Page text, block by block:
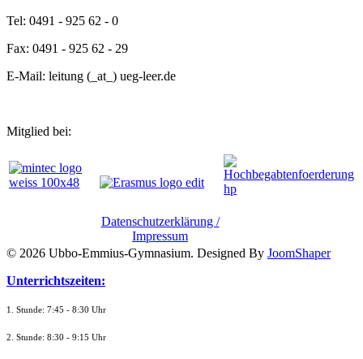
Tel: 0491 - 925 62 - 0
Fax: 0491 - 925 62 - 29
E-Mail: leitung (_at_) ueg-leer.de
Mitglied bei:
Datenschutzerklärung /
Impressum
© 2026 Ubbo-Emmius-Gymnasium. Designed By JoomShaper
Unterrichtszeiten:
1. Stunde: 7:45 - 8:30 Uhr
2. Stunde: 8:30 - 9:15 Uhr